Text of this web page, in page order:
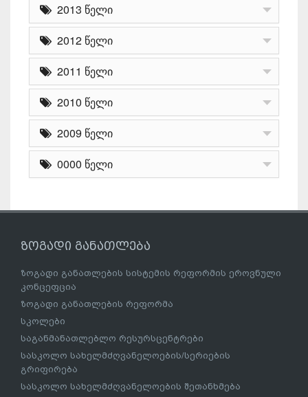
2013 წელი
2012 წელი
2011 წელი
2010 წელი
2009 წელი
0000 წელი
ზოგადი განათლება
ზოგადი განათლების სისტემის რეფორმის ეროვნული
კონცეფცია
ზოგადი განათლების რეფორმა
სკოლები
საგანმანათლებლო რესურსცენტრები
სასკოლო სახელმძღვანელოების/სერიების
გრიფირება
სასკოლო სახელმძღვანელოების შეთანხმება